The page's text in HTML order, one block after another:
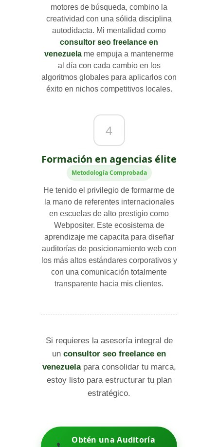
motores de búsqueda, combino la
creatividad con una sólida disciplina
autodidacta. Mi mentalidad como
consultor seo freelance en
venezuela me empuja a mantenerme
al día con cada cambio en los
algoritmos globales para aplicarlos con
éxito en nichos competitivos locales.
4
Formación en agencias élite
Metodología Comprobada
He tenido el privilegio de formarme de
la mano de referentes internacionales
en escuelas de alto prestigio como
Webpositer. Este ecosistema de
aprendizaje me capacita para diseñar
auditorías de posicionamiento web con
los más altos estándares corporativos y
con una comunicación totalmente
transparente hacia mis clientes.
Si requieres la asesoría integral de
un consultor seo freelance en
venezuelapara consolidar tu marca,
estoy listo para estructurar tu plan
estratégico.
Obtén una Auditoría